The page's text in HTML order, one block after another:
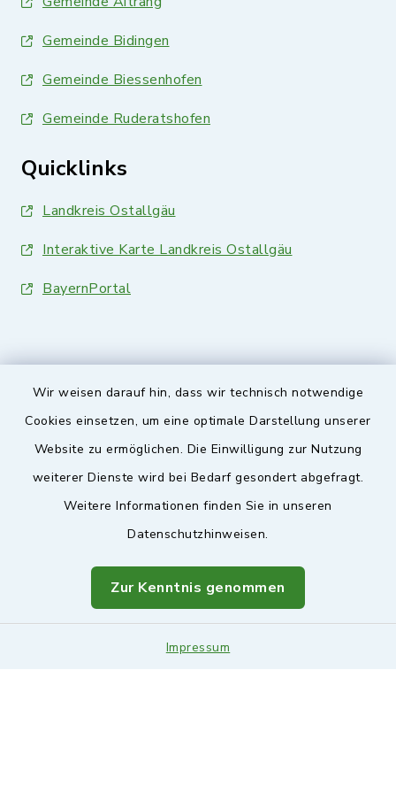
Wir weisen darauf hin, dass wir technisch notwendige
Cookies einsetzen, um eine optimale Darstellung unserer
Website zu ermöglichen. Die Einwilligung zur Nutzung
weiterer Dienste wird bei Bedarf gesondert abgefragt.
Weitere Informationen finden Sie in unseren
Datenschutzhinweisen.
Zur Kenntnis genommen
Impressum
Gemeinde Bidingen
Gemeinde Biessenhofen
Gemeinde Ruderatshofen
Quicklinks
Landkreis Ostallgäu
Interaktive Karte Landkreis Ostallgäu
BayernPortal
Sicherer Kontakt
Datenschutz
Sitemap
Leitweg-ID & Rechnungsadressen